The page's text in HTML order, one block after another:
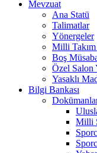
Mevzuat
Ana Statü
Talimatlar
Yönergeler
Milli
Boş
Özel Salon
Yasaklı
Bilgi Bankası
Milli